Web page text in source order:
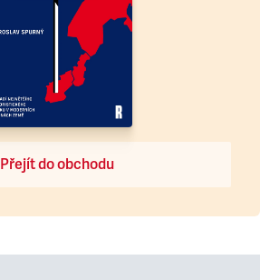
Přejít do obchodu